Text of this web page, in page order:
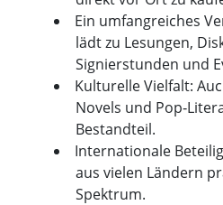
Ein umfangreiches
lädt zu Lesungen,
Signierstunden und
Kulturelle Vielfalt:
Novels und
Bestandteil.
Internationale
aus vielen Ländern
Spektrum.